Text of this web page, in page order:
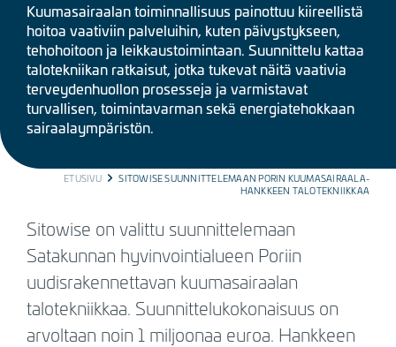
Kuumasairaalan toiminnallisuus painottuu kiireellistä
hoitoa vaativiin palveluihin, kuten päivystykseen,
tehohoitoon ja leikkaustoimintaan. Suunnittelu kattaa
talotekniikan ratkaisut, jotka tukevat näitä vaativia
terveydenhuollon prosesseja ja varmistavat
turvallisen, toimintavarman sekä energiatehokkaan
sairaalaympäristön.
BREADCRUMB
ETUSIVU
SITOWISE SUUNNITTELEMAAN PORIN KUUMASAIRAALA-
HANKKEEN TALOTEKNIIKKAA
Sitowise on valittu suunnittelemaan
Satakunnan hyvinvointialueen Poriin
uudisrakennettavan kuumasairaalan
talotekniikkaa. Suunnittelukokonaisuus on
arvoltaan noin 1 miljoonaa euroa. Hankkeen